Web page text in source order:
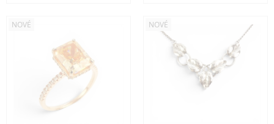
NOVÉ NOVÉ